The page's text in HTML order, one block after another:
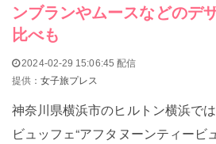
ンブランやムースなどのデ
比べも
2024-02-29 15:06:45 配信
提供：女子旅プレス
神奈川県横浜市のヒルトン横浜で
ビュッフェ“アフタヌーンティービ